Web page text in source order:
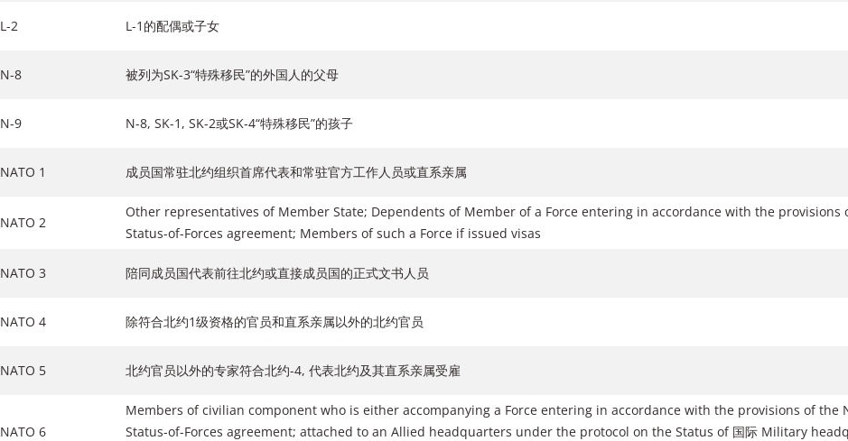
L-2 L-1的配偶或子女
N-8 被列为SK-3“特殊移民”的外国人的父母
N-9 N-8, SK-1, SK-2或SK-4“特殊移民”的孩子
NATO 1 成员国常驻北约组织首席代表和常驻官方工作人员或直系亲属
NATO 2
Other representatives of Member State; Dependents of Member of a Force entering in accordance with the provisions
Status-of-Forces agreement; Members of such a Force if issued visas
NATO 3 陪同成员国代表前往北约或直接成员国的正式文书人员
NATO 4 除符合北约1级资格的官员和直系亲属以外的北约官员
NATO 5 北约官员以外的专家符合北约-4, 代表北约及其直系亲属受雇
NATO 6
Members of civilian component who is either accompanying a Force entering in accordance with the provisions of the
Status-of-Forces agreement; attached to an Allied headquarters under the protocol on the Status of 国际 Military